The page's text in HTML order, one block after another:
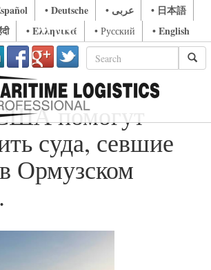
• Deutsche • عربى
• 日本語
• Ελληνικά • Русский • English
помогут
суда, севшие
Ормузском